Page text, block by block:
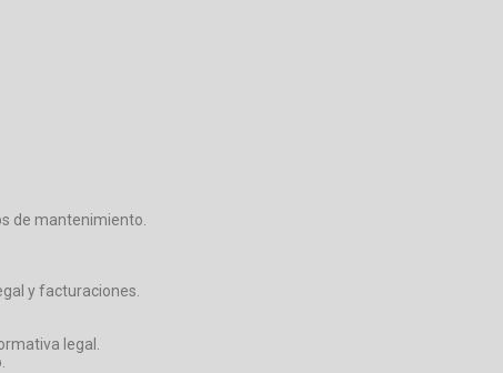
de mantenimiento.
y facturaciones.
legal.